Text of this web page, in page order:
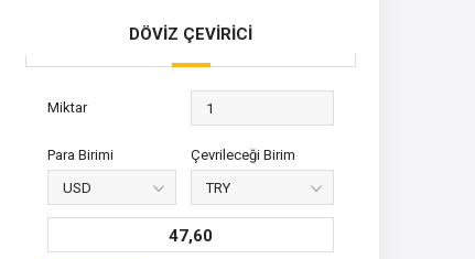
DÖVİZ ÇEVİRİCİ
Miktar
Para Birimi Çevrileceği Birim
47,60